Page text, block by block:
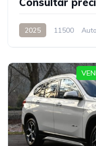
2025 11500